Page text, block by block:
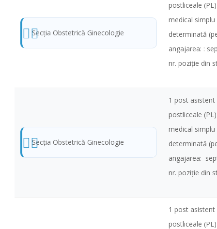
Secţia Obstetrică Ginecologie
postliceale
medical
determinată
angajarea: :
nr. poziţie din
Secţia Obstetrică Ginecologie
1 post
postliceale
medical
determinată
angajarea:
nr. poziţie din
1 post
postliceale